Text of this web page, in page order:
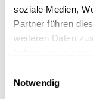
soziale Medien,
Partner führen
weiteren Daten
Notwendig
über zwei
flüchtete er
Mitwirkende: